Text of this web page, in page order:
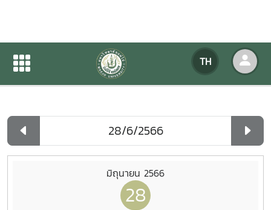
TH
ปฏิทินกิจกรรมของหน่วยงาน
ปฏิทินกิจกรรมของหน่วยงาน
มิถุนายน 2566
28